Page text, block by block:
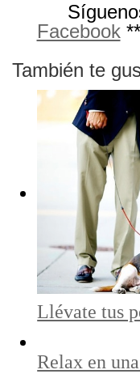
Facebook
También te
Llévate tus
Relax en